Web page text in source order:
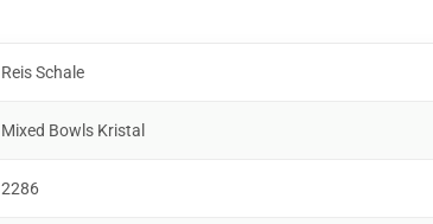
Reis Schale
Mixed Bowls Kristal
2286